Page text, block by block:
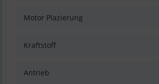
Motor Plazierung
Kraftstoff
Antrieb